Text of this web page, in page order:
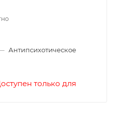
Антипсихотическое
только для